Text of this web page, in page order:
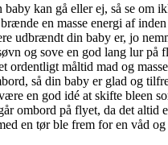
baby kan gå eller ej, så se om
en masse energi af
udbrændt din baby er, jo
og sove en god lang lur på
ordentligt måltid mad og
så din baby er glad og
en god idé at skifte bleen
ombord på flyet, da det altid
en tør ble frem for en våd